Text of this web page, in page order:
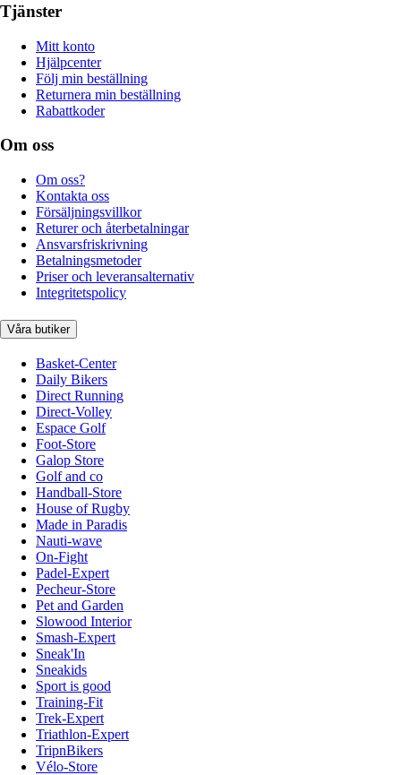
Tjänster
Mitt konto
Hjälpcenter
Följ min beställning
Returnera min beställning
Rabattkoder
Om oss
Om oss?
Kontakta oss
Försäljningsvillkor
Returer och återbetalningar
Ansvarsfriskrivning
Betalningsmetoder
Priser och leveransalternativ
Integritetspolicy
Våra butiker
Basket-Center
Daily Bikers
Direct Running
Direct-Volley
Espace Golf
Foot-Store
Galop Store
Golf and co
Handball-Store
House of Rugby
Made in Paradis
Nauti-wave
On-Fight
Padel-Expert
Pecheur-Store
Pet and Garden
Slowood Interior
Smash-Expert
Sneak'In
Sneakids
Sport is good
Training-Fit
Trek-Expert
Triathlon-Expert
TripnBikers
Vélo-Store